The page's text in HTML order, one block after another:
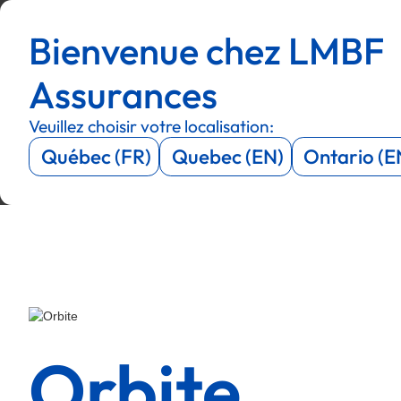
Menu
Menu
Bienvenue chez LMBF
Assurances
Veuillez choisir votre localisation:
Québec (FR) Quebec (EN) Ontario